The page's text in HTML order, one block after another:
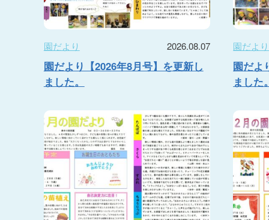
園だより 2026.08.07
園だより【2026年8月号】を更新し
ました。
園だより
園だよ
ました